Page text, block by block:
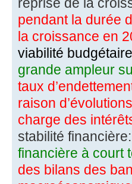
pendant la durée
la croissance en
viabilité
grande ampleur
taux
raison
charge des
stabilité financière:
financière à court
des bilans des